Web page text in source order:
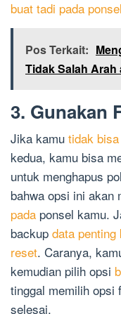
buat tadi pada
Pos Terkait:
Tidak Salah Arah
3. Gunakan
Jika kamu tidak
kedua, kamu bisa
untuk menghapus
bahwa opsi ini akan
pada ponsel kamu.
backup data
reset. Caranya,
kemudian pilih opsi
tinggal memilih opsi
selesai.